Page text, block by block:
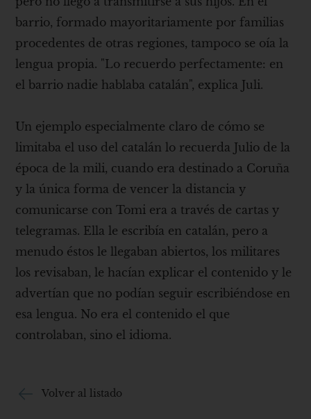
barrio, formado mayoritariamente por familias
procedentes de otras regiones, tampoco se oía la
lengua propia. "Lo recuerdo perfectamente: en
el barrio nadie hablaba catalán", explica Juli.
Un ejemplo especialmente claro de cómo se
limitaba el uso del catalán lo recuerda Julio de la
época de la mili, cuando era destinado a Coruña
y la única forma de vencer la distancia y
comunicarse con Tomi era a través de cartas y
telegramas. Ella le escribía en catalán, pero a
menudo éstos le llegaban abiertos, los militares
los revisaban, le hacían explicar el contenido y le
advertían que no podían seguir escribiéndose en
esa lengua. No era el contenido el que
controlaban, sino el idioma.
Volver al listado